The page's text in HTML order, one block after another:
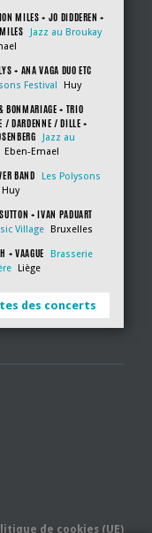
MILES + JO DIDDEREN +
Jazz au Broukay
+ ANA VAGA DUO ETC
Festival Huy
BONMARIAGE + TRIO
/ DARDENNE / DILLE +
Jazz au
Eben-Emael
BAND
Les Polysons
Huy
+ IVAN PADUART
Village Bruxelles
+ VAAGUE
Brasserie
Liège
des concerts
de cookies (UE)